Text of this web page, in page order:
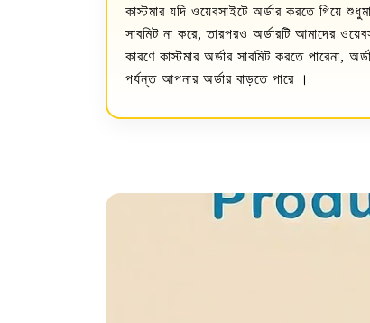
কাস্টমার যদি ওয়েবসাইটে অর্ডার করতে গিয়ে
সাবমিট না করে, তারপরও অর্ডারটি আমাদের
কারণে কাস্টমার অর্ডার সাবমিট করতে পারেনা,
পর্যন্ত আপনার অর্ডার বাড়তে পারে ।